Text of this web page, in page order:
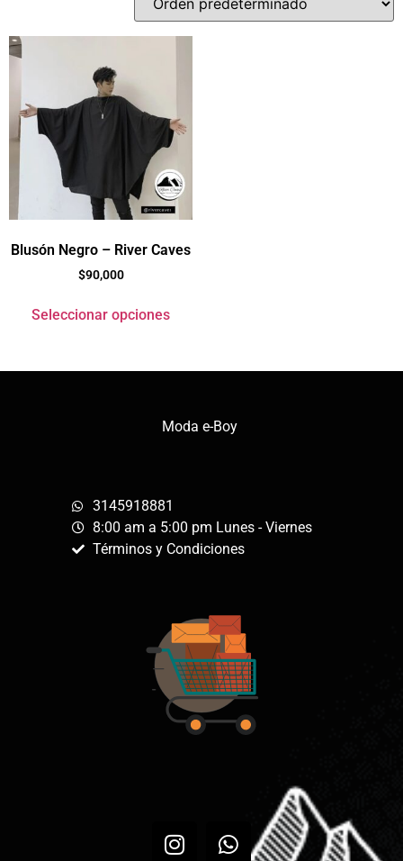
Blusón Negro – River Caves
$90,000
Seleccionar opciones
Moda e-Boy
3145918881
8:00 am a 5:00 pm Lunes - Viernes
Términos y Condiciones